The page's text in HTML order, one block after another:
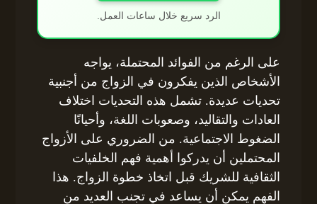
الرد سريع خلال ساعات العمل.
على الرغم من الفوائد المحتملة، يواجه
الأشخاص الذين يفكرون في الزواج من أجنبية
تحديات عديدة. تشمل هذه التحديات اختلاف
العادات والتقاليد، وصعوبات اللغة، وأحيانًا
الضغوط الاجتماعية. من الضروري على الأزواج
المحتملين أن يدركوا أهمية فهم الخلفيات
الثقافية للشريك قبل اتخاذ خطوة الزواج. هذا
الفهم يمكن أن يساعد في تجنب العديد من